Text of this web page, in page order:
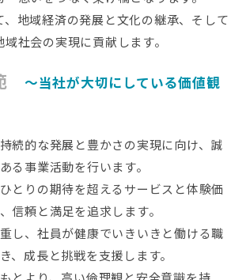
、地域経済の発展と文化の継承、そして
社会の実現に貢献します。
～当社が大切にしている価値観
続的な発展と豊かさの実現に向け、誠
る事業活動を行います。
とりの期待を超えるサービスと体験価
信頼と満足を追求します。
し、社員が健康でいきいきと働ける職
、成長と挑戦を支援します。